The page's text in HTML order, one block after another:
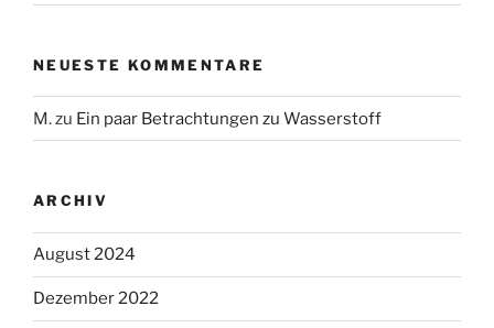
NEUESTE KOMMENTARE
M.zu Ein paar Betrachtungen zu Wasserstoff
ARCHIV
August 2024
Dezember 2022